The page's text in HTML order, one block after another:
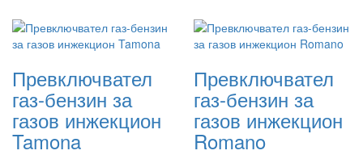
Превключвател
газ-бензин за
газов инжекцион
Tamona
Превключвател
газ-бензин за
газов инжекцион
Romano